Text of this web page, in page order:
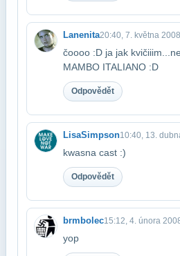
Lanenita20:40, 7. května 2008
čoooo :D ja jak
MAMBO ITALIANO :D
Odpovědět
LisaSimpson10:40, 13.
kwasna cast :)
Odpovědět
brmbolec15:12, 4. února
yop